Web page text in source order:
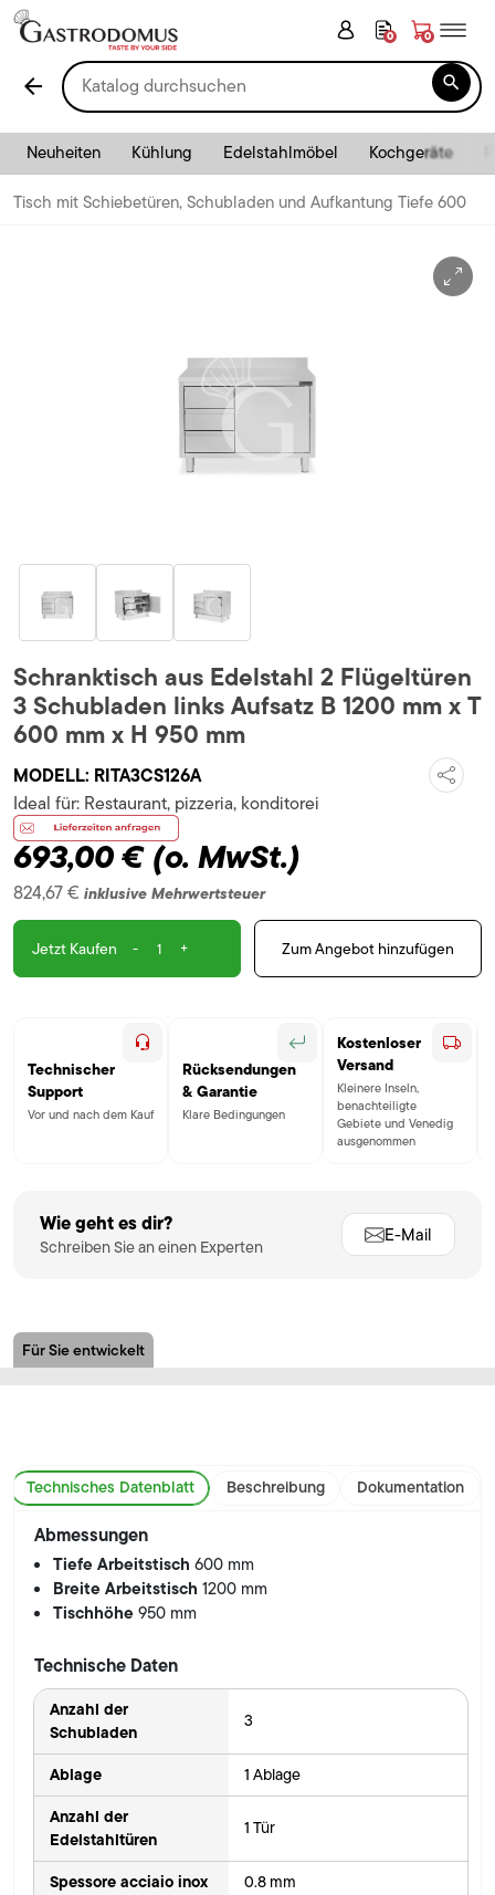
0 0
arrow_back 
Neuheiten Kühlung Edelstahlmöbel Kochgeräte
Tisch mit Schiebetüren, Schubladen und Aufkantung Tiefe 600
Schranktisch aus Edelstahl 2 Flügeltüren
3 Schubladen links Aufsatz B 1200 mm x T
600 mm x H 950 mm
MODELL: RITA3CS126A
693,00 €(o. MwSt.)
824,67 € inklusive Mehrwertsteuer
Ideal für: Restaurant, pizzeria, konditorei
Jetzt Kaufen - + Zum Angebot hinzufügen
Technischer
Support
Vor und nach dem Kauf
Rücksendungen
& Garantie
Klare Bedingungen
Kostenloser
Versand
Kleinere Inseln,
benachteiligte
Gebiete und Venedig
ausgenommen
Wie geht es dir?
Schreiben Sie an einen Experten
E-Mail
Für Sie entwickelt
Technisches Datenblatt Beschreibung Dokumentation
Abmessungen
Tiefe Arbeitstisch600 mm
Breite Arbeitstisch1200 mm
Tischhöhe950 mm
Technische Daten
Anzahl der
Schubladen
3
Ablage 1 Ablage
Anzahl der
Edelstahltüren
1 Tür
Spessore acciaio inox 0.8 mm